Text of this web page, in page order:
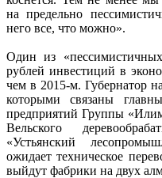
на предельно
него все, что можно».
Один из
рублей инвестиций в
чем в 2015-м. Губернатор
которыми связаны
предприятий Группы
Вельского
«Устьянский
ожидает техническое
выйдут фабрики на двух